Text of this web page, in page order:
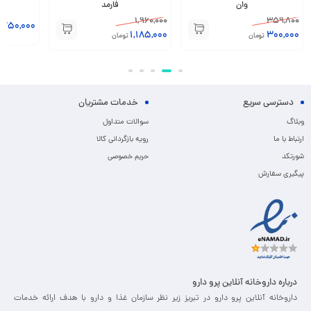
فارمد
1,960,000
1,185,000تومان
لیتری
2,750,000تومان 1,140,000
دسترسی سریع
وبلاگ
ارتباط با ما
شورتکد
پیگیری سفارش
خدمات مشتریان
سوالات متداول
رویه بازگردانی کالا
حریم خصوصی
درباره داروخانه آنلاین پرو دارو
داروخانه آنلاین پرو دارو در تبریز زیر نظر سازمان غذا و دارو با هدف ارائه خدمات